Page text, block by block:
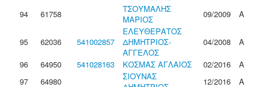
94
61758
ΤΣΟΥΜΑΛΗΣ
ΜΑΡΙΟΣ
09/2009 Α
95 62036 541002857
ΕΛΕΥΘΕΡΑΤΟΣ
ΔΗΜΗΤΡΙΟΣ-
ΑΓΓΕΛΟΣ
04/2008
Α
96
64950 541028163 ΚΟΣΜΑΣ ΑΓΛΑΙΟΣ 02/2016
Α
97
64980
ΣΙΟΥΝΑΣ
12/2016
Α